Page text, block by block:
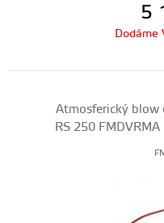
5
Dodáme
Atmosferický blow
RS 250